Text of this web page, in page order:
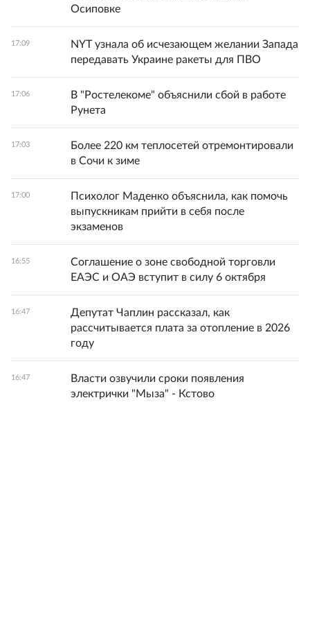
Осиповке
17:09
NYT узнала об исчезающем желании Запада
передавать Украине ракеты для ПВО
17:06
В "Ростелекоме" объяснили сбой в работе
Рунета
17:03
Более 220 км теплосетей отремонтировали
в Сочи к зиме
17:00
Психолог Маденко объяснила, как помочь
выпускникам прийти в себя после
экзаменов
16:55
Соглашение о зоне свободной торговли
ЕАЭС и ОАЭ вступит в силу 6 октября
16:47
Депутат Чаплин рассказал, как
рассчитывается плата за отопление в 2026
году
16:47
Власти озвучили сроки появления
электрички "Мыза" - Кстово